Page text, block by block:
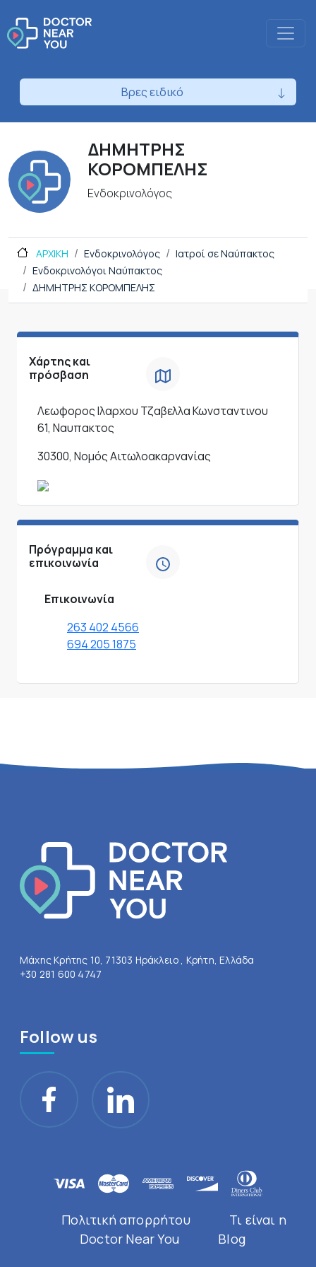
Βρες ειδικό
ΔΗΜΗΤΡΗΣ
ΚΟΡΟΜΠΕΛΗΣ
Ενδοκρινολόγος
ΑΡΧΙΚΗ Ενδοκρινολόγος
Ιατροί σε Ναύπακτος
Ενδοκρινολόγοι Ναύπακτος
ΔΗΜΗΤΡΗΣ ΚΟΡΟΜΠΕΛΗΣ
Χάρτης και
πρόσβαση
Λεωφορος Ιλαρχου Τζαβελλα Κωνσταντινου
61, Ναυπακτος
30300, Νομός Αιτωλοακαρνανίας
Πρόγραμμα και
επικοινωνία
Επικοινωνία
263 402 4566
694 205 1875
Μάχης Κρήτης 10, 71303 Ηράκλειο , Κρήτη, Ελλάδα
+30 281 600 4747
Follow us
Πολιτική απορρήτου
Τι είναι η
Doctor Near You
Blog